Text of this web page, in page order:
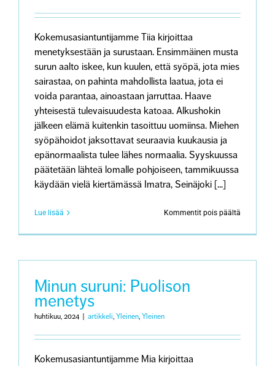
Kokemusasiantuntijamme Tiia kirjoittaa
menetyksestään ja surustaan. Ensimmäinen musta
surun aalto iskee, kun kuulen, että syöpä, jota mies
sairastaa, on pahinta mahdollista laatua, jota ei
voida parantaa, ainoastaan jarruttaa. Haave
yhteisestä tulevaisuudesta katoaa. Alkushokin
jälkeen elämä kuitenkin tasoittuu uomiinsa. Miehen
syöpähoidot jaksottavat seuraavia kuukausia ja
epänormaalista tulee lähes normaalia. Syyskuussa
päätetään lähteä lomalle pohjoiseen, tammikuussa
käydään vielä kiertämässä Imatra, Seinäjoki [...]
Lue lisää Kommentit pois päältä
suruni:
Minun suruni: Puolison
menetys
huhtikuu, 2024 artikkeli, Yleinen, Yleinen
Kokemusasiantuntijamme Mia kirjoittaa